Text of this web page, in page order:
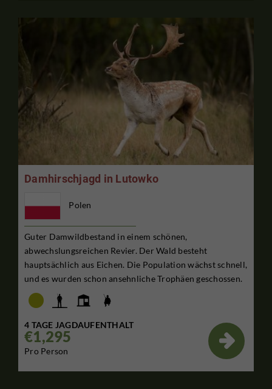
Damhirschjagd in Lutowko
Polen
Guter Damwildbestand in einem schönen,
abwechslungsreichen Revier. Der Wald besteht
hauptsächlich aus Eichen. Die Population wächst schnell,
und es wurden schon ansehnliche Trophäen geschossen.
4 TAGE JAGDAUFENTHALT
€1,295
Pro Person
